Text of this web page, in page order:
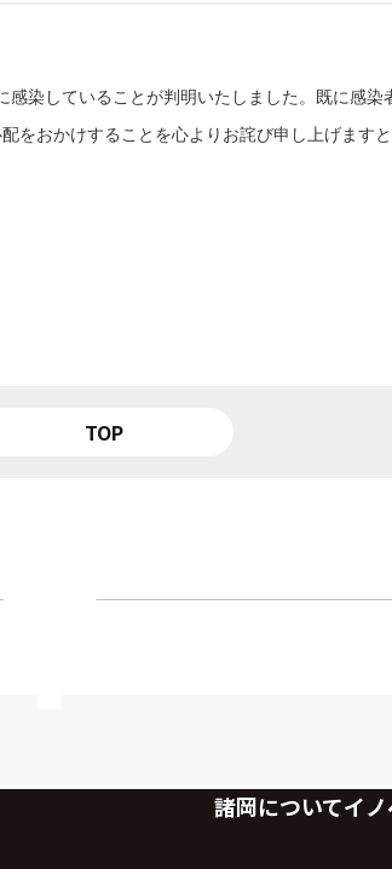
感染していることが判明いたしました。既に感
おかけすることを心よりお詫び申し上げます
TOP
諸岡についてイ